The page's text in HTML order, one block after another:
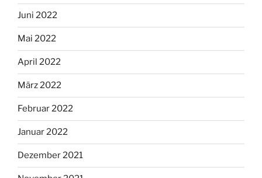
Juni 2022
Mai 2022
April 2022
März 2022
Februar 2022
Januar 2022
Dezember 2021